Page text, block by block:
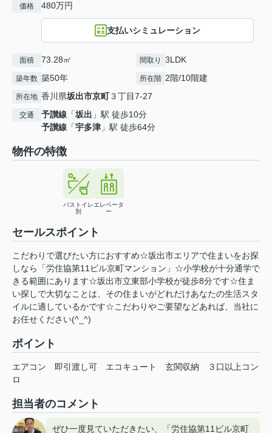
価格 480万円
支払いシミュレーション
面積 73.28㎡ 間取り 3LDK
築年数 築50年 所在階 2階/10階建
所在地 香川県坂出市京町３丁目7-27
交通 予讃線 「坂出 」駅 徒歩10分
予讃線 「宇多津 」駅 徒歩64分
物件の特徴
バストイレ
別
エレベータ
ー
セールスポイント
こだわりで選びたい方におすすめ☆坂出市エリアで住まいをお探
しなら「労住協第11ビル京町マンション」☆小学校が十分通学で
きる範囲にあります☆坂出市立東部小学校が徒歩8分です☆住ま
い探しで大切なことは、その住まいがどれだけあなたの生活スタ
イルに適しているかです☆こだわりやご要望などあれば、当社に
お任せください(^_^)
ポイント
エアコン 即引渡し可 エコキュート 玄関収納
３口以上コン
ロ
担当者のコメント
ぜひ一度見ていただきたい、「労住協第11ビル京町